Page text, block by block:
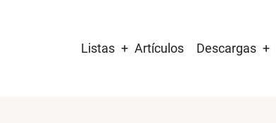
navigation
Listas Artículos Descargas